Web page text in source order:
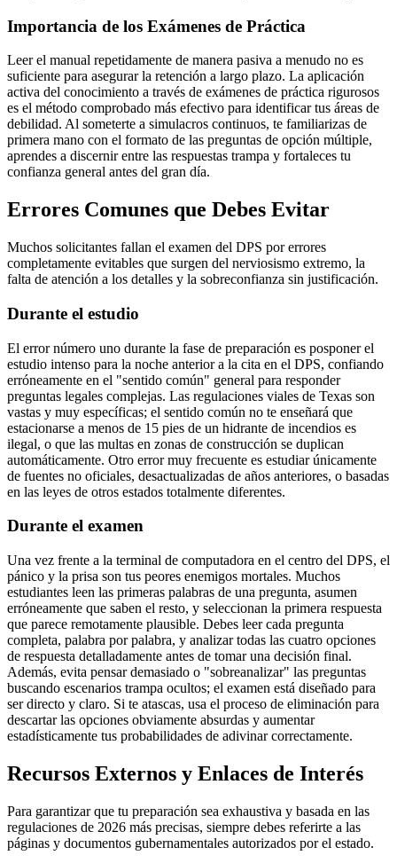
Importancia de los Exámenes de Práctica
Leer el manual repetidamente de manera pasiva a menudo no es
suficiente para asegurar la retención a largo plazo. La aplicación
activa del conocimiento a través de exámenes de práctica rigurosos
es el método comprobado más efectivo para identificar tus áreas de
debilidad. Al someterte a simulacros continuos, te familiarizas de
primera mano con el formato de las preguntas de opción múltiple,
aprendes a discernir entre las respuestas trampa y fortaleces tu
confianza general antes del gran día.
Errores Comunes que Debes Evitar
Muchos solicitantes fallan el examen del DPS por errores
completamente evitables que surgen del nerviosismo extremo, la
falta de atención a los detalles y la sobreconfianza sin justificación.
Durante el estudio
El error número uno durante la fase de preparación es posponer el
estudio intenso para la noche anterior a la cita en el DPS, confiando
erróneamente en el "sentido común" general para responder
preguntas legales complejas. Las regulaciones viales de Texas son
vastas y muy específicas; el sentido común no te enseñará que
estacionarse a menos de 15 pies de un hidrante de incendios es
ilegal, o que las multas en zonas de construcción se duplican
automáticamente. Otro error muy frecuente es estudiar únicamente
de fuentes no oficiales, desactualizadas de años anteriores, o basadas
en las leyes de otros estados totalmente diferentes.
Durante el examen
Una vez frente a la terminal de computadora en el centro del DPS, el
pánico y la prisa son tus peores enemigos mortales. Muchos
estudiantes leen las primeras palabras de una pregunta, asumen
erróneamente que saben el resto, y seleccionan la primera respuesta
que parece remotamente plausible. Debes leer cada pregunta
completa, palabra por palabra, y analizar todas las cuatro opciones
de respuesta detalladamente antes de tomar una decisión final.
Además, evita pensar demasiado o "sobreanalizar" las preguntas
buscando escenarios trampa ocultos; el examen está diseñado para
ser directo y claro. Si te atascas, usa el proceso de eliminación para
descartar las opciones obviamente absurdas y aumentar
estadísticamente tus probabilidades de adivinar correctamente.
Recursos Externos y Enlaces de Interés
Para garantizar que tu preparación sea exhaustiva y basada en las
regulaciones de 2026 más precisas, siempre debes referirte a las
páginas y documentos gubernamentales autorizados por el estado.